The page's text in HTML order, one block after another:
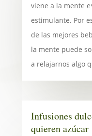
viene a la mente
estimulante. Por
de las mejores
la mente puede
a relajarnos algo
Infusiones
quieren azúcar